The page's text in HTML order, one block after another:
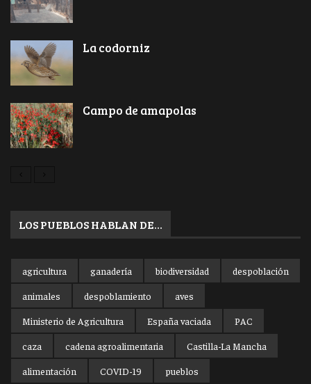
La codorniz
Campo de amapolas
LOS PUEBLOS HABLAN DE…
agricultura ganadería biodiversidad
despoblación
animales
despoblamiento
aves
Ministerio de Agricultura
España vaciada
PAC
caza
cadena agroalimentaria
Castilla-La Mancha
alimentación
COVID-19 pueblos